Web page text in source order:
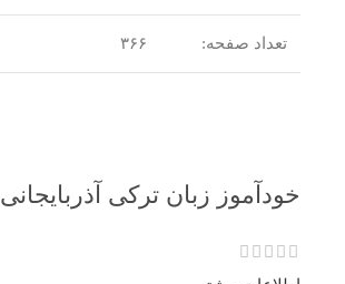
تعداد صفحه: ۳۶۶
خودآموز زبان ترکی آذربایجانی